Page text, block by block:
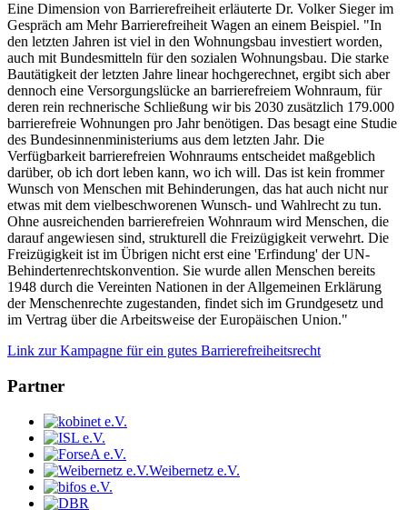
Eine Dimension von Barrierefreiheit erläuterte Dr. Volker Sieger im
Gespräch am Mehr Barrierefreiheit Wagen an einem Beispiel. "In
den letzten Jahren ist viel in den Wohnungsbau investiert worden,
auch mit Bundesmitteln für den sozialen Wohnungsbau. Die starke
Bautätigkeit der letzten Jahre linear hochgerechnet, ergibt sich aber
dennoch eine Versorgungslücke an barrierefreiem Wohnraum, für
deren rein rechnerische Schließung wir bis 2030 zusätzlich 179.000
barrierefreie Wohnungen pro Jahr benötigen. Das besagt eine Studie
des Bundesinnenministeriums aus dem letzten Jahr. Die
Verfügbarkeit barrierefreien Wohnraums entscheidet maßgeblich
darüber, ob ich dort leben kann, wo ich will. Das ist kein frommer
Wunsch von Menschen mit Behinderungen, das hat auch nicht nur
etwas mit dem vielbeschworenen Wunsch- und Wahlrecht zu tun.
Ohne ausreichenden barrierefreien Wohnraum wird Menschen, die
darauf angewiesen sind, strukturell die Freizügigkeit verwehrt. Die
Freizügigkeit ist im Übrigen nicht erst eine 'Erfindung' der UN-
Behindertenrechtskonvention. Sie wurde allen Menschen bereits
1948 durch die Vereinten Nationen in der Allgemeinen Erklärung
der Menschenrechte zugestanden, findet sich im Grundgesetz und
im Vertrag über die Arbeitsweise der Europäischen Union."
Link zur Kampagne für ein gutes Barrierefreiheitsrecht
Partner
Weibernetz e.V.